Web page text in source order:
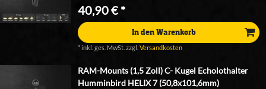
40,90 € *
In den Warenkorb
*inkl. ges. MwSt. zzgl.Versandkosten
RAM-Mounts (1,5 Zoll) C- Kugel Echolothalter
Humminbird HELIX 7 (50,8x101,6mm)